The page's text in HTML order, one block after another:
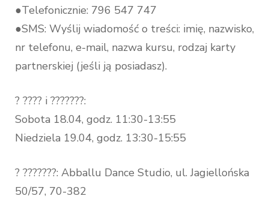
●Telefonicznie: 796 547 747
●SMS: Wyślij wiadomość o treści: imię, nazwisko,
nr telefonu, e-mail, nazwa kursu, rodzaj karty
partnerskiej (jeśli ją posiadasz).
? ???? i ???????:
Sobota 18.04, godz. 11:30-13:55
Niedziela 19.04, godz. 13:30-15:55
? ???????: Abballu Dance Studio, ul. Jagiellońska
50/57, 70-382